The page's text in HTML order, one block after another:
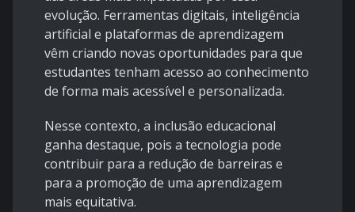
evolução. Ferramentas digitais, inteligência
artificial e plataformas de aprendizagem
vêm criando novas oportunidades para que
estudantes tenham acesso ao conhecimento
de forma mais acessível e personalizada.
Nesse contexto, a inclusão educacional
ganha destaque, pois a tecnologia pode
contribuir para a redução de barreiras e
para a promoção de uma aprendizagem
mais equitativa.